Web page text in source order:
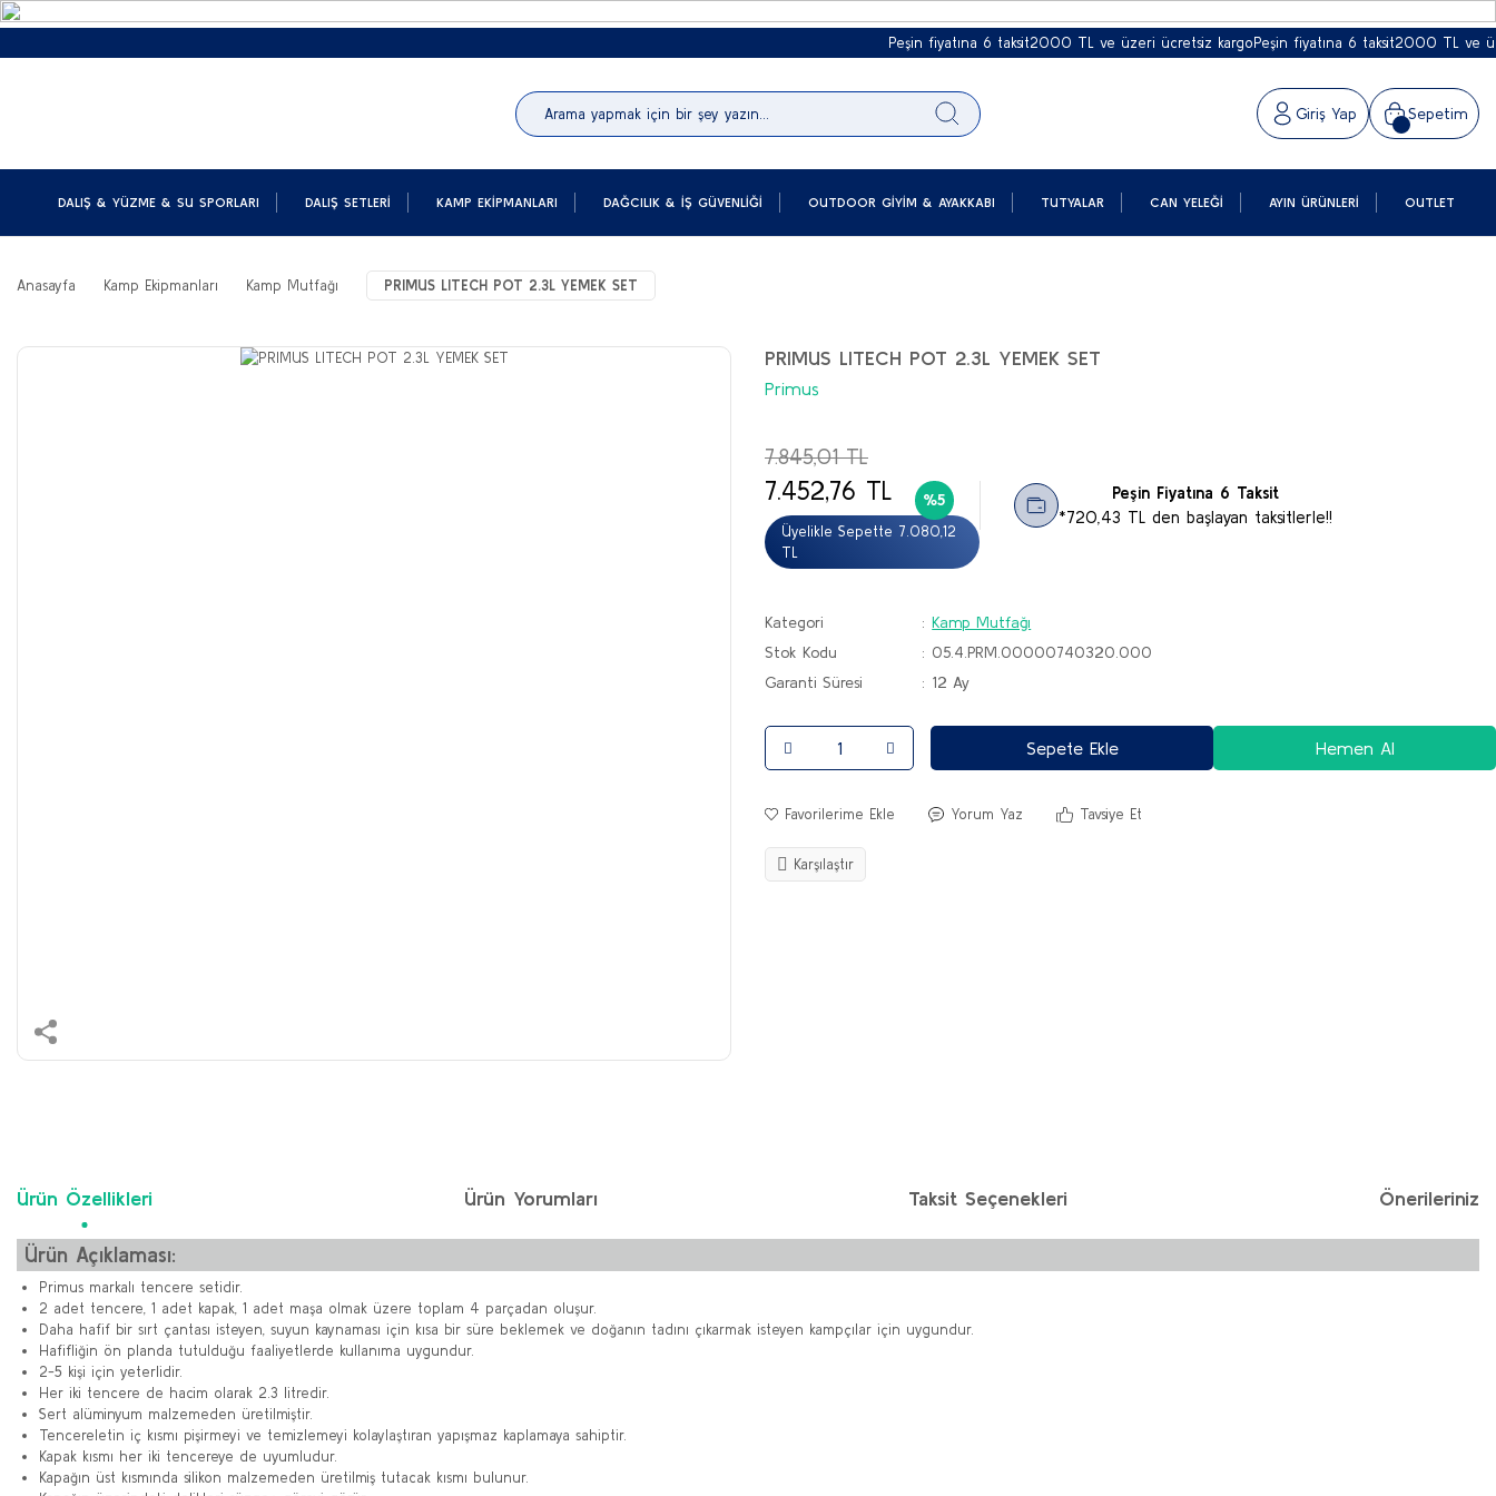
Peşin fiyatına 6 taksit 2000 TL ve üzeri ücretsiz kargo Peşin fiyatına 6 taksit 2000 TL ve üzeri
Giriş Yap Sepetim
DALIŞ & YÜZME & SU SPORLARI DALIŞ SETLERI KAMP EKIPMANLARI DAĞCILIK & İŞ GÜVENLIĞI OUTDOOR GIYIM & AYAKKABI TUTYALAR CAN YELEĞI AYIN ÜRÜNLERI OUTLET
Anasayfa Kamp Ekipmanları Kamp Mutfağı PRIMUS LITECH POT 2.3L YEMEK SET
PRIMUS LITECH POT 2.3L YEMEK SET
Primus
7.845,01 TL
7.452,76 TL
Üyelikle Sepette 7.080,12
TL
%5
Peşin Fiyatına 6 Taksit
*720,43 TL den başlayan taksitlerle!!
Kategori
Kamp Mutfağı
Stok Kodu
05.4.PRM.00000740320.000
Garanti Süresi
12 Ay
Sepete Ekle Hemen Al
Yorum Yaz Tavsiye Et
Karşılaştır
Ürün Özellikleri Ürün Yorumları Taksit Seçenekleri Önerileriniz
Ürün Açıklaması:
Primus markalı tencere setidir.
2 adet tencere, 1 adet kapak, 1 adet maşa olmak üzere toplam 4 parçadan oluşur.
Daha hafif bir sırt çantası isteyen, suyun kaynaması için kısa bir süre beklemek ve doğanın tadını çıkarmak isteyen kampçılar için uygundur.
Hafifliğin ön planda tutulduğu faaliyetlerde kullanıma uygundur.
2-5 kişi için yeterlidir.
Her iki tencere de hacim olarak 2.3 litredir.
Sert alüminyum malzemeden üretilmiştir.
Tencereletin iç kısmı pişirmeyi ve temizlemeyi kolaylaştıran yapışmaz kaplamaya sahiptir.
Kapak kısmı her iki tencereye de uyumludur.
Kapağın üst kısmında silikon malzemeden üretilmiş tutacak kısmı bulunur.